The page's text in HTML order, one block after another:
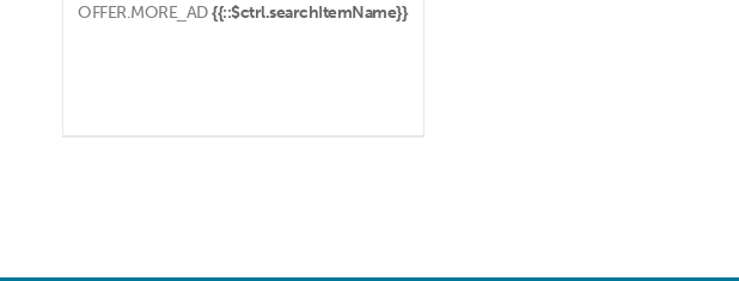
OFFER.MORE_AD {{::$ctrl.searchItemName}}